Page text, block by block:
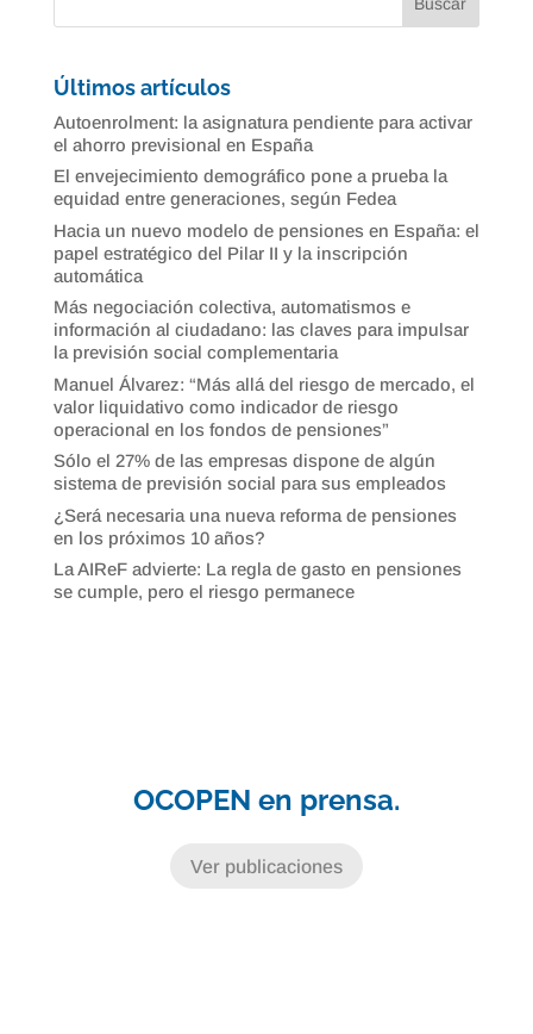
Últimos artículos
Autoenrolment: la asignatura pendiente para activar
el ahorro previsional en España
El envejecimiento demográfico pone a prueba la
equidad entre generaciones, según Fedea
Hacia un nuevo modelo de pensiones en España: el
papel estratégico del Pilar II y la inscripción
automática
Más negociación colectiva, automatismos e
información al ciudadano: las claves para impulsar
la previsión social complementaria
Manuel Álvarez: “Más allá del riesgo de mercado, el
valor liquidativo como indicador de riesgo
operacional en los fondos de pensiones”
Sólo el 27% de las empresas dispone de algún
sistema de previsión social para sus empleados
¿Será necesaria una nueva reforma de pensiones
en los próximos 10 años?
La AIReF advierte: La regla de gasto en pensiones
se cumple, pero el riesgo permanece
OCOPEN en prensa.
Ver publicaciones